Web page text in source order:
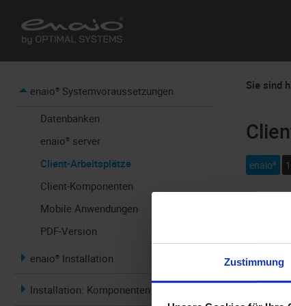
Zustimmung
enaio® Systemvoraussetzungen
Datenbanken
enaio® server
Client-Arbeitsplätze
Client-Komponenten
Mobile Anwendungen
PDF-Version
enaio® Installation
Installation: Komponenten
Sie sind
enaio®